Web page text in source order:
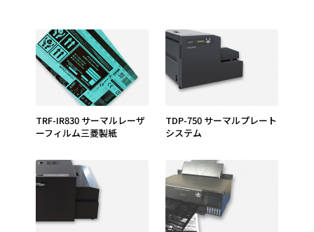
TRF-IR830 サーマルレーザ
ーフィルム三菱製紙
TDP-750 サーマルプレート
システム